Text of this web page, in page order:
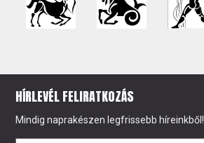
HÍRLEVÉL FELIRATKOZÁS
Mindig naprakészen legfrissebb híreinkből!